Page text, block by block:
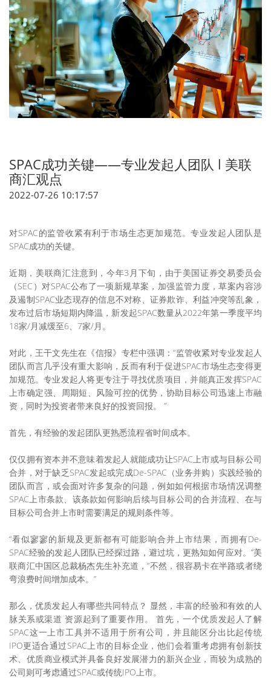
SPAC成功关键——专业发起人团队 l 美联
商汇观点
2022-07-26 10:17:57
对SPAC的监管收紧有利于市场生态更加规范。专业发起人团队是
SPAC成功的关键。
近期，美联商汇注意到，今年3月下旬，由于美国证券交易委员会
（SEC）对SPAC公布了一项新规草案，加强监管力度，草案内容涉
及遏制SPAC业态现存的信息不对称、证券欺诈、利益冲突等乱象，
发布过后市场短期内降温，新发起SPAC数量从2022年第一季度平均
18家/月减缓至6、7家/月。
对此，王干文先生在《信报》专栏中强调：“监管收紧对专业发起人
团队而言几乎没有重大影响，反而有利于促进SPAC市场生态变得更
加规范。专业发起人将更专注于寻找优质项目，并能真正发挥SPAC
上市确定强、周期短、风险可控的优势，协助目标公司迅速上市融
资，同时为投资者带来良好的投资回报。 ”
首先，有经验的发起团队更熟悉流程省时间成本。
仅仅拥有资本并不意味着发起人就能成功让SPAC上市或与目标公司
合并，对于缺乏SPAC发起或完成De-SPAC（业务并购）实践经验的
团队而言，或会面对许多复杂的问题，例如如何根据市场情况调整
SPAC上市条款、该条款如何影响后续与目标公司的合并流程、在与
目标公司合并上市时需要满足的规则条件等。
“看似寥寥的新规及更新都有可能影响合并上市结果，而拥有De-
SPAC经验的发起人团队已经探过路，避过坑，更熟知如何应对。”美
联商汇中国区总裁杨杰先生补充道，“不然，很容易卡在半路或者绕
弯浪费时间增加成本。”
那么，优质发起人有哪些共同特点？ 显然，丰富的经验和有效的人
脉关系或渠道 资源起到了重要作用。 首先，一个优质发起人了解
SPAC这一上市工具并不适用于所有公司，并且能区分出比起传统
IPO更适合通过SPAC上市的目标企业，他们会着重考虑拥有创新技
术、优质商业模式并具备良好发展潜力的新兴企业，而较为成熟的
公司则可考虑通过SPAC或传统IPO上市。